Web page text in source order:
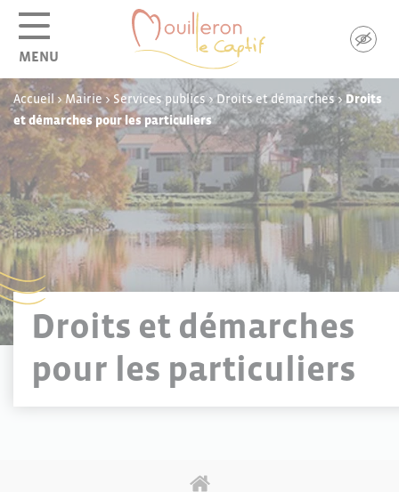
MENU
Accueil >Mairie> Services publics>Droits et démarches>Droits
et démarches pour les particuliers
Droits et démarches
pour les particuliers
Panneau de gestion des cookies